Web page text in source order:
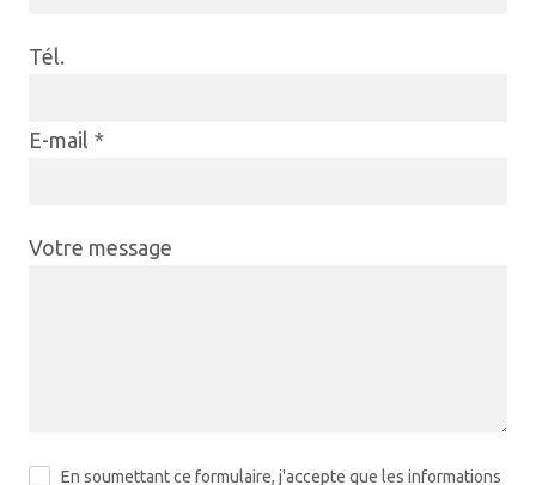
Tél.
E-mail *
Votre message
En soumettant ce formulaire, j'accepte que les informations